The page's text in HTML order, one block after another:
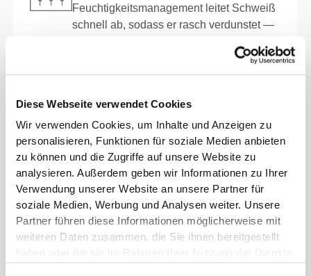
Diese Webseite verwendet Cookies
Wir verwenden Cookies, um Inhalte und Anzeigen zu
personalisieren, Funktionen für soziale Medien anbieten
zu können und die Zugriffe auf unsere Website zu
analysieren. Außerdem geben wir Informationen zu Ihrer
Verwendung unserer Website an unsere Partner für
soziale Medien, Werbung und Analysen weiter. Unsere
Partner führen diese Informationen möglicherweise mit
weiteren Daten zusammen, die Sie ihnen bereitgestellt
haben oder die sie im Rahmen Ihrer Nutzung der Dienste
Feuchtigkeitsmanagement leitet Schweiß
schnell ab, sodass er rasch verdunstet —
NORMALE PASSFORM
FÜR DRINNEN UND DRAUSSEN G
EEIGNET
KOMFORT IN ALLEN JAHRESZEITEN
TRAINING MIT MITTLERER
BELASTUNG